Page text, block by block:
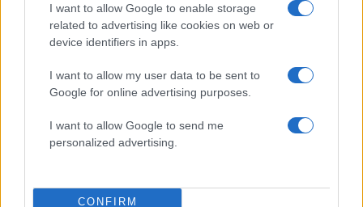
I want to allow Google to enable storage
related to advertising like cookies on web or
device identifiers in apps.
I want to allow my user data to be sent to
Google for online advertising purposes.
I want to allow Google to send me
personalized advertising.
CONFIRM
Αν τα χάσατε